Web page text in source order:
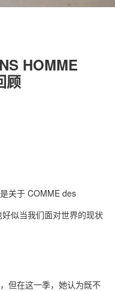
HOMME
顾
关于 COMME des
似当我们面对世界的现状
但在这一季，她认为既不